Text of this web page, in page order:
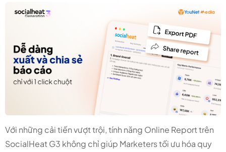
Với những cải tiến vượt trội, tính năng Online Report trên
SocialHeat G3 không chỉ giúp Marketers tối ưu hóa quy